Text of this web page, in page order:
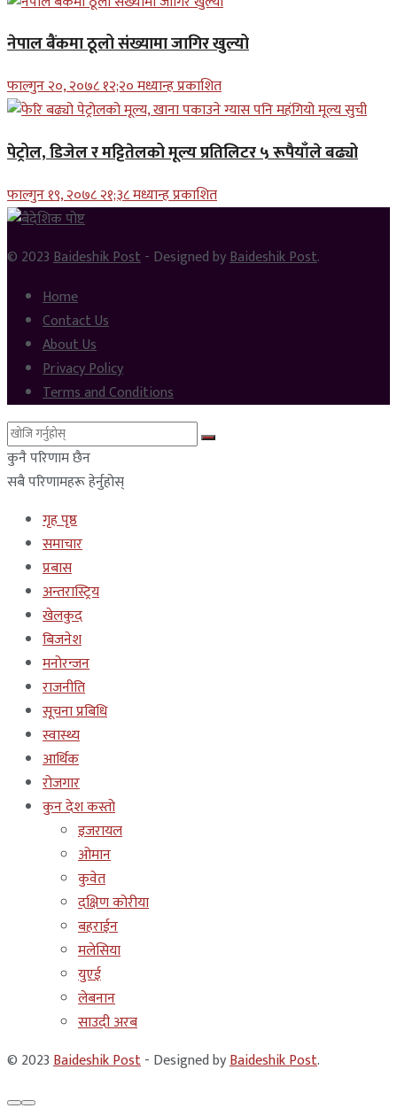
नेपाल बैंकमा ठूलो संख्यामा जागिर खुल्यो
फाल्गुन २०, २०७८ १२;२० मध्यान्ह प्रकाशित
पेट्रोल, डिजेल र मट्टितेलको मूल्य प्रतिलिटर ५ रूपैयाँले बढ्यो
फाल्गुन १९, २०७८ २१;३८ मध्यान्ह प्रकाशित
© 2023Baideshik Post- Designed byBaideshik Post.
Home
Contact Us
About Us
Privacy Policy
Terms and Conditions
कुनै परिणाम छैन
सबै परिणामहरू हेर्नुहोस्
गृह पृष्ठ
समाचार
प्रबास
अन्तरास्ट्रिय
खेलकुद
बिजनेश
मनोरन्जन
राजनीति
सूचना प्रबिधि
स्वास्थ्य
आर्थिक
रोजगार
कुन देश कस्तो
इजरायल
ओमान
कुवेत
दक्षिण कोरीया
बहराईन
मलेसिया
युएई
लेबनान
साउदी अरब
© 2023Baideshik Post- Designed byBaideshik Post.